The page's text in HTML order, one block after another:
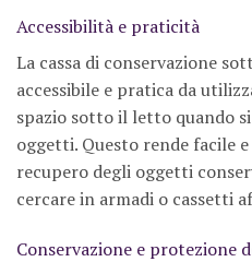
Accessibilità e praticità
La cassa di conservazione
accessibile e pratica da
spazio sotto il letto quando
oggetti. Questo rende facile
recupero degli oggetti
cercare in armadi o cassetti
Conservazione e protezione